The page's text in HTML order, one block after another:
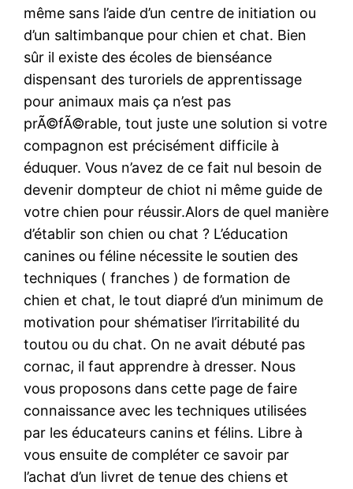
même sans l’aide d’un centre de initiation ou
d’un saltimbanque pour chien et chat. Bien
sûr il existe des écoles de bienséance
dispensant des turoriels de apprentissage
pour animaux mais ça n’est pas
prÃ©fÃ©rable, tout juste une solution si votre
compagnon est précisément difficile à
éduquer. Vous n’avez de ce fait nul besoin de
devenir dompteur de chiot ni même guide de
votre chien pour réussir.Alors de quel manière
d’établir son chien ou chat ? L’éducation
canines ou féline nécessite le soutien des
techniques ( franches ) de formation de
chien et chat, le tout diapré d’un minimum de
motivation pour shématiser l’irritabilité du
toutou ou du chat. On ne avait débuté pas
cornac, il faut apprendre à dresser. Nous
vous proposons dans cette page de faire
connaissance avec les techniques utilisées
par les éducateurs canins et félins. Libre à
vous ensuite de compléter ce savoir par
l’achat d’un livret de tenue des chiens et